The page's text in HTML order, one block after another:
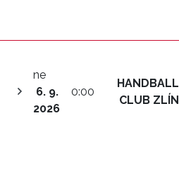
ne
6. 9.
2026
0:00
HANDBALL
CLUB ZLÍN